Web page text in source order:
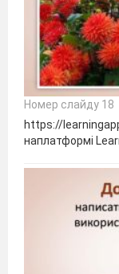
Номер слайду 18
https://
наплатформі